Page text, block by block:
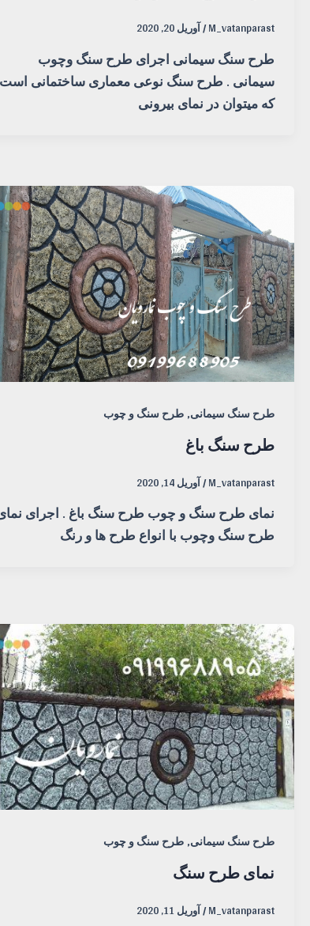
M_vatanparast
/آوریل 20, 2020
طرح سنگ سیمانی اجرای طرح سنگ وچوب
سیمانی . طرح سنگ نوعی معماری ساختمانی است
که میتوان در نمای بیرونی
طرح سنگ سیمانی,طرح سنگ و چوب
طرح سنگ باغ
M_vatanparast
/آوریل 14, 2020
نمای طرح سنگ و چوب طرح سنگ باغ . اجرای
طرح سنگ وچوب با انواع طرح ها و رنگ
طرح سنگ سیمانی,طرح سنگ و چوب
نمای طرح سنگ
M_vatanparast
/آوریل 11, 2020